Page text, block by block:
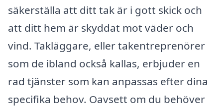
säkerställa att ditt tak är i gott skick och
att ditt hem är skyddat mot väder och
vind. Takläggare, eller takentreprenörer
som de ibland också kallas, erbjuder en
rad tjänster som kan anpassas efter dina
specifika behov. Oavsett om du behöver